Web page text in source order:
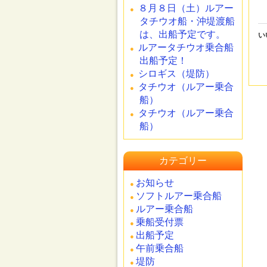
い
８月８日（土）ルアー
タチウオ船・沖堤渡船
は、出船予定です。
ルアータチウオ乗合船
出船予定！
シロギス（堤防）
タチウオ（ルアー乗合
船）
タチウオ（ルアー乗合
船）
カテゴリー
お知らせ
ソフトルアー乗合船
ルアー乗合船
乗船受付票
出船予定
午前乗合船
堤防